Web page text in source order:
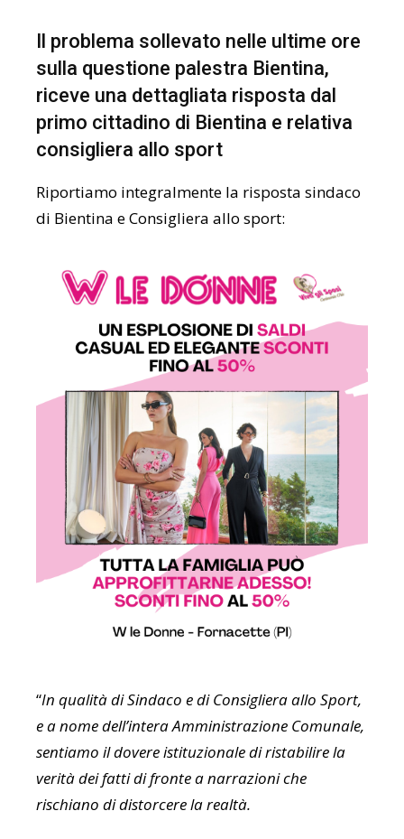
Il problema sollevato nelle ultime ore
sulla questione palestra Bientina,
riceve una dettagliata risposta dal
primo cittadino di Bientina e relativa
consigliera allo sport
Riportiamo integralmente la risposta sindaco
di Bientina e Consigliera allo sport:
“In qualità di Sindaco e di Consigliera allo Sport,
e a nome dell’intera Amministrazione Comunale,
sentiamo il dovere istituzionale di ristabilire la
verità dei fatti di fronte a narrazioni che
rischiano di distorcere la realtà.